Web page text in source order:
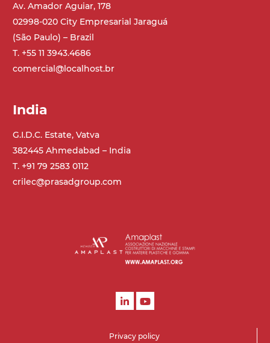
Av. Amador Aguiar, 178
02998-020 City Empresarial Jaraguá
(São Paulo) – Brazil
T. +55 11 3943.4686
comercial@localhost.br
India
G.I.D.C. Estate, Vatva
382445 Ahmedabad – India
T. +91 79 2583 0112
crilec@prasadgroup.com
Privacy policy